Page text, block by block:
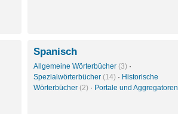
Spanisch
Allgemeine Wörterbücher (3) ·
Spezialwörterbücher (14) · Historische
Wörterbücher (2) · Portale und Aggregatoren